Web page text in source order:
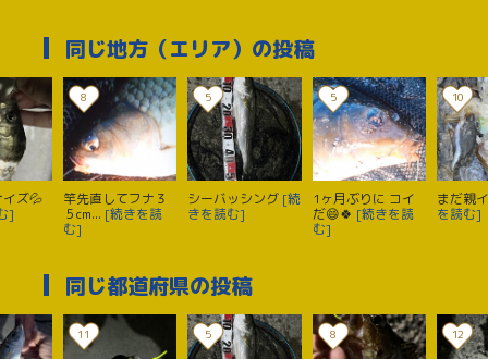
同じ地方（エリア）の投稿
ズ💦
]
8
竿先直してフナ３
５cm... [続きを読
む]
5
シーバッシング [続
きを読む]
5
1ヶ月ぶりに コイ
だ😄🍀 [続きを読
む]
10
まだ親
を読む]
同じ都道府県の投稿
11 5 8 12